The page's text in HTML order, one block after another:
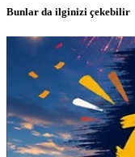
Bunlar da ilginizi çekebilir